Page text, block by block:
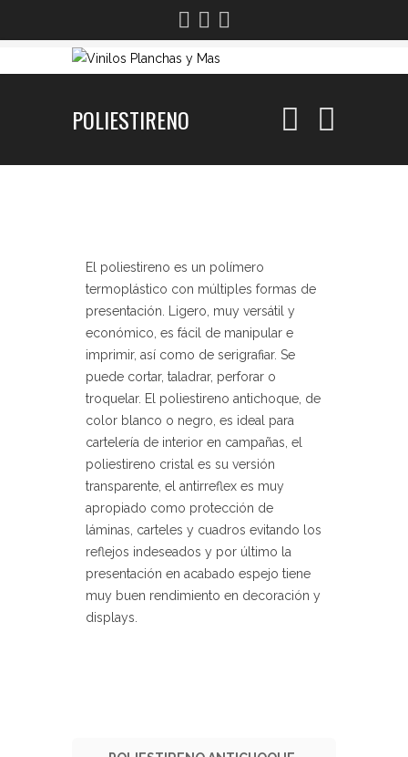
POLIESTIRENO
El poliestireno es un polímero
termoplástico con múltiples formas de
presentación. Ligero, muy versátil y
económico, es fácil de manipular e
imprimir, así como de serigrafiar. Se
puede cortar, taladrar, perforar o
troquelar. El poliestireno antichoque, de
color blanco o negro, es ideal para
cartelería de interior en campañas, el
poliestireno cristal es su versión
transparente, el antirreflex es muy
apropiado como protección de
láminas, carteles y cuadros evitando los
reflejos indeseados y por último la
presentación en acabado espejo tiene
muy buen rendimiento en decoración y
displays.